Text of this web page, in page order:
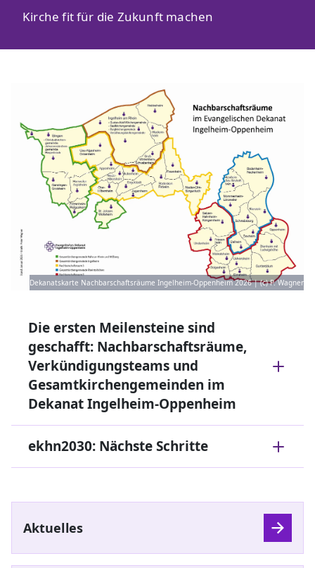
Kirche fit für die Zukunft machen
Dekanatskarte Nachbarschaftsräume Ingelheim-Oppenheim 2026 | (c) P. Wagner
Die ersten Meilensteine sind
geschafft: Nachbarschaftsräume,
Verkündigungsteams und
Gesamtkirchengemeinden im
Dekanat Ingelheim-Oppenheim
ekhn2030: Nächste Schritte
Aktuelles